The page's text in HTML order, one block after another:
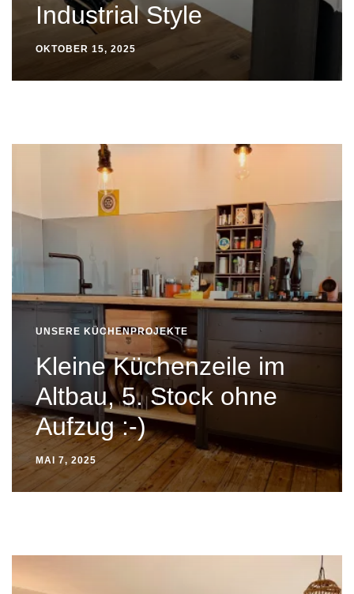
Industrial Style
OKTOBER 15, 2025
UNSERE KÜCHENPROJEKTE
Kleine Küchenzeile im
Altbau, 5. Stock ohne
Aufzug :-)
MAI 7, 2025